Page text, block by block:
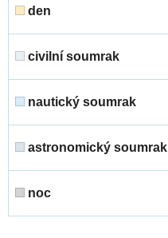
den
civilní soumrak
nautický soumrak
astronomický soumrak
noc